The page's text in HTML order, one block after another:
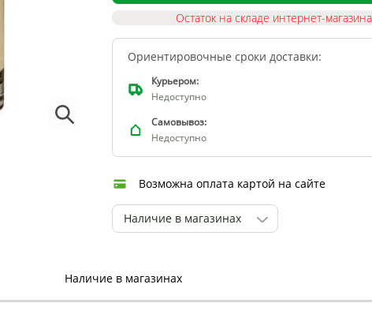
Остаток на складе интернет-
Ориентировочные сроки доставки:
Курьером:
Недоступно
Самовывоз:
Недоступно
Возможна оплата картой на сайте
Наличие в магазинах
Наличие в магазинах